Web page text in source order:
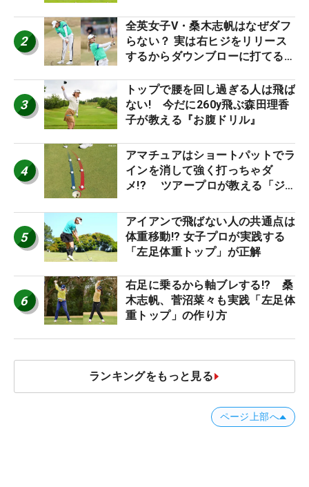
2
全英女子V・桑木志帆はなぜダフ
らない？ 実は右ヒジをリリース
するからダウンブローに打てる #
3
トップで腰を回し過ぎる人は飛ば
ない! 今だに260y飛ぶ森田理香
子が教える『お腹ドリル』
4
アマチュアはショートパットでラ
インを消して強く打っちゃダ
メ!? ツアープロが教える「ジ
減するワケ
5
アイアンで飛ばない人の共通点は
体重移動!? 女子プロが実践する
「左足体重トップ」が正解
6
右足に乗るから軸ブレする!? 桑
木志帆、菅沼菜々も実践「左足体
重トップ」の作り方
ランキングをもっと見る
ページ上部へ